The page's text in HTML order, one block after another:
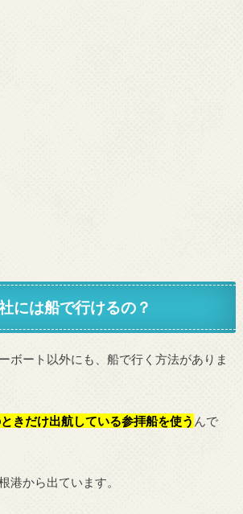
には船で行けるの？
ボート以外にも、船で行く方法がありま
きだけ出航している参拝船を使う んで
港から出ています。